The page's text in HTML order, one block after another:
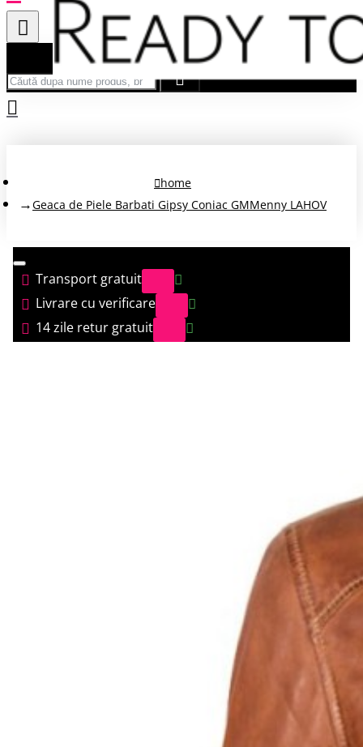
Căută după nume produs, brand...
home
Geaca de Piele Barbati Gipsy Coniac GMMenny LAHOV
Transport gratuit
Livrare cu verificare
14 zile retur gratuit